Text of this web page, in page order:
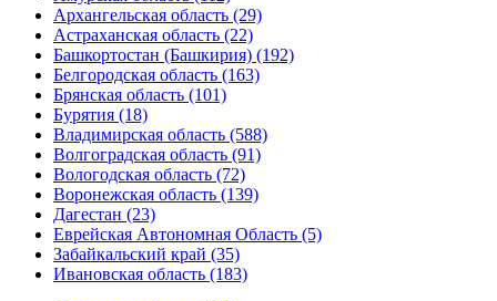
Архангельская область (29)
Астраханская область (22)
Башкортостан (Башкирия) (192)
Белгородская область (163)
Брянская область (101)
Бурятия (18)
Владимирская область (588)
Волгоградская область (91)
Вологодская область (72)
Воронежская область (139)
Дагестан (23)
Еврейская Автономная Область (5)
Забайкальский край (35)
Ивановская область (183)